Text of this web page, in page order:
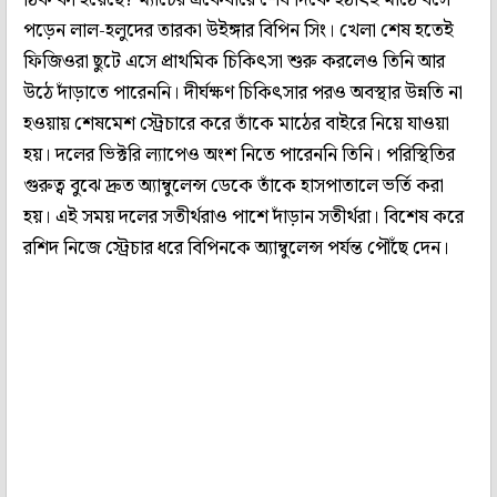
পড়েন লাল-হলুদের তারকা উইঙ্গার বিপিন সিং। খেলা শেষ হতেই
ফিজিওরা ছুটে এসে প্রাথমিক চিকিৎসা শুরু করলেও তিনি আর
উঠে দাঁড়াতে পারেননি। দীর্ঘক্ষণ চিকিৎসার পরও অবস্থার উন্নতি না
হওয়ায় শেষমেশ স্ট্রেচারে করে তাঁকে মাঠের বাইরে নিয়ে যাওয়া
হয়। দলের ভিক্টরি ল্যাপেও অংশ নিতে পারেননি তিনি। পরিস্থিতির
গুরুত্ব বুঝে দ্রুত অ্যাম্বুলেন্স ডেকে তাঁকে হাসপাতালে ভর্তি করা
হয়। এই সময় দলের সতীর্থরাও পাশে দাঁড়ান সতীর্থরা। বিশেষ করে
রশিদ নিজে স্ট্রেচার ধরে বিপিনকে অ্যাম্বুলেন্স পর্যন্ত পৌঁছে দেন।